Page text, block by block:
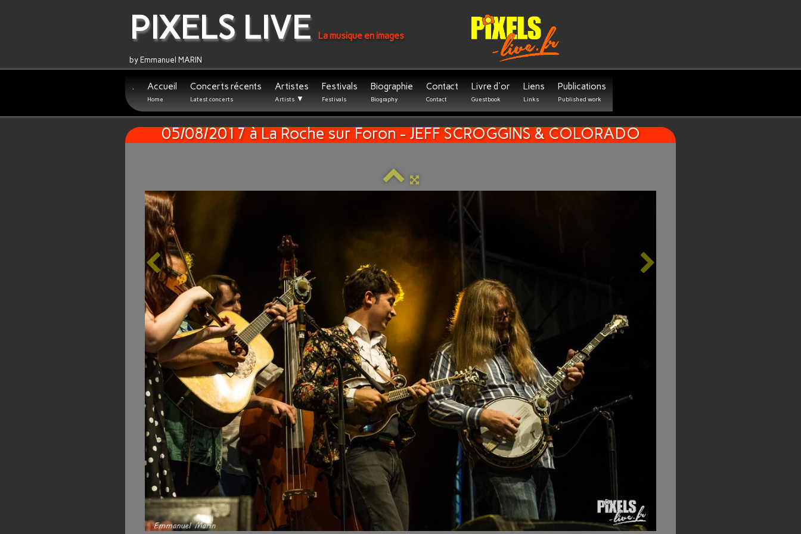
PIXELS LIVE La musique en images
by Emmanuel MARIN
. Accueil
Home
Concerts récents
Latest concerts
Artistes
Artists ▼
Festivals
Festivals
Biographie
Biography
Contact
Contact
Livre d'or
Guestbook
Liens
Links
Publications
Published work
05/08/2017 à La Roche sur Foron - JEFF SCROGGINS & COLORADO